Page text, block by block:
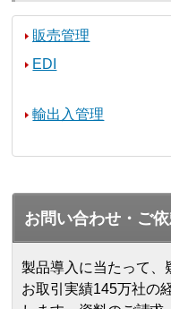
販売管理
EDI
輸出入管理
お問い合わせ・ご
製品導入に当たって、
お取引実績145万社の